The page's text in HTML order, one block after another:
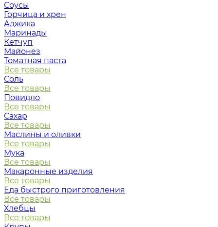
Соусы
Горчица и хрен
Аджика
Маринады
Кетчуп
Майонез
Томатная паста
Все товары
Соль
Все товары
Повидло
Все товары
Сахар
Все товары
Маслины и оливки
Все товары
Мука
Все товары
Макаронные изделия
Все товары
Еда быстрого приготовления
Все товары
Хлебцы
Все товары